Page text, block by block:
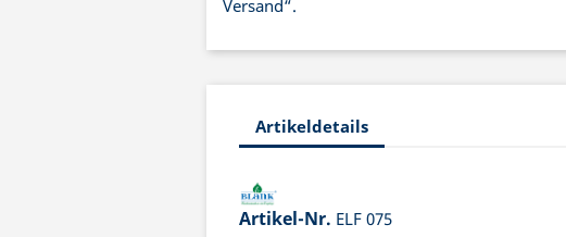
Versand“.
Artikeldetails
Artikel-Nr. ELF 075